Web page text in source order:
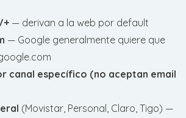
— derivan a la web por default
— Google generalmente quiere que
canal específico (no aceptan email
(Movistar, Personal, Claro, Tigo) —